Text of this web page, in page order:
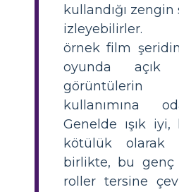
kullandığı
izleyebilirler.
örnek film
oyunda
kullanımına
Genelde ışık iyi,
kötülük olarak
birlikte, bu genç
roller tersine